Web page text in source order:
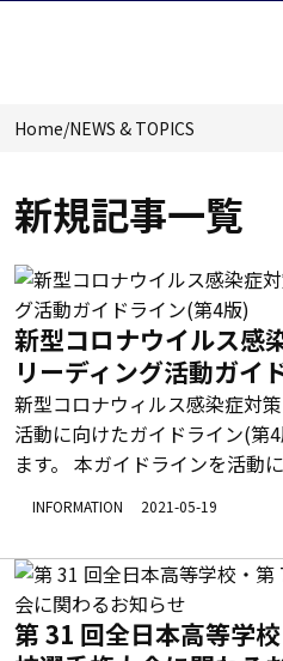
Home/NEWS & TOPICS
新規記事一覧
新型コロナウイルス感
リーディング活動ガイ
新型コロナウィルス感染症対
活動に向けたガイドライン(第
ます。 本ガイドラインを活動
INFORMATION 2021-05-19
第 31 回全日本高等学